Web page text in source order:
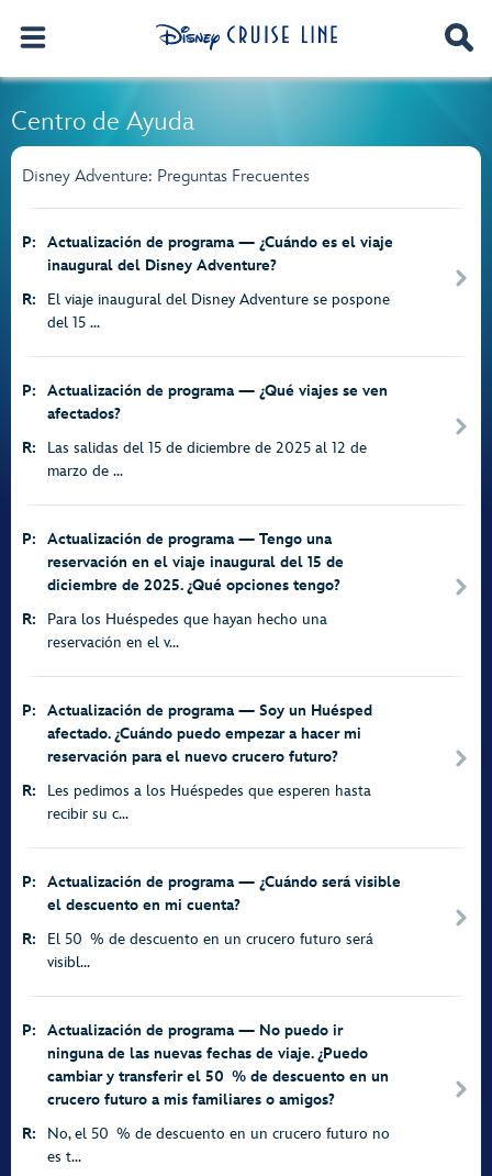
Centro de Ayuda
Disney Adventure: Preguntas Frecuentes
P:
Actualización de programa — ¿Cuándo es el viaje
inaugural del Disney Adventure?
R:
El viaje inaugural del Disney Adventure se pospone
del 15 ...
P:
Actualización de programa — ¿Qué viajes se ven
afectados?
R:
Las salidas del 15 de diciembre de 2025 al 12 de
marzo de ...
P:
Actualización de programa — Tengo una
reservación en el viaje inaugural del 15 de
diciembre de 2025. ¿Qué opciones tengo?
R:
Para los Huéspedes que hayan hecho una
reservación en el v...
P:
Actualización de programa — Soy un Huésped
afectado. ¿Cuándo puedo empezar a hacer mi
reservación para el nuevo crucero futuro?
R:
Les pedimos a los Huéspedes que esperen hasta
recibir su c...
P:
Actualización de programa — ¿Cuándo será visible
el descuento en mi cuenta?
R:
El 50 % de descuento en un crucero futuro será
visibl...
P:
Actualización de programa — No puedo ir
ninguna de las nuevas fechas de viaje. ¿Puedo
cambiar y transferir el 50 % de descuento en un
crucero futuro a mis familiares o amigos?
R:
No, el 50 % de descuento en un crucero futuro no
es t...